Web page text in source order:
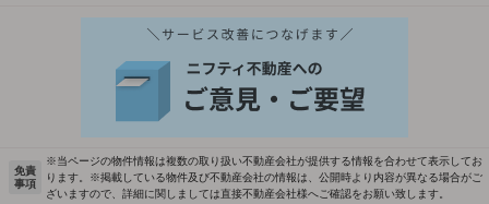
免責
事項
※当ページの物件情報は複数の取り扱い不動産会社が提供する情報を合わせて表示してお
ります。※掲載している物件及び不動産会社の情報は、公開時より内容が異なる場合がご
ざいますので、詳細に関しましては直接不動産会社様へご確認をお願い致します。